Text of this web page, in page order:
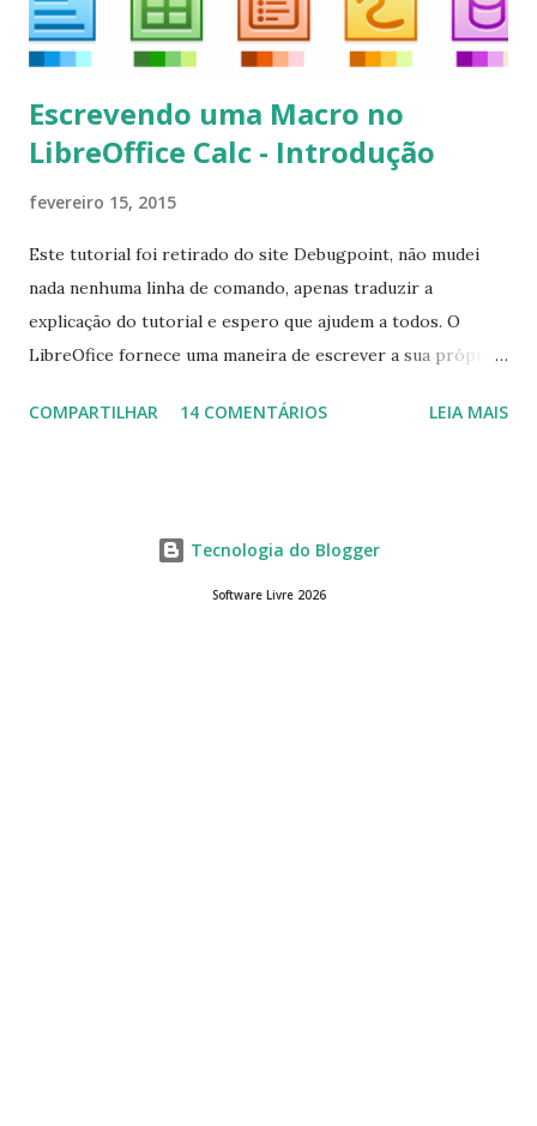
Escrevendo uma Macro no
LibreOffice Calc - Introdução
fevereiro 15, 2015
Este tutorial foi retirado do site Debugpoint, não mudei
nada nenhuma linha de comando, apenas traduzir a
explicação do tutorial e espero que ajudem a todos. O
LibreOfice fornece uma maneira de escrever a sua própria
aplicativo de escritório. Você pode usar Python ou Basic
iremos criar uma macro que iria colocar a string ' Olá
Mundo' na primeira célula do LibreOffice Calc ou seja, a
COMPARTILHAR 14 COMENTÁRIOS LEIA MAIS
Tecnologia do Blogger
Software Livre 2026